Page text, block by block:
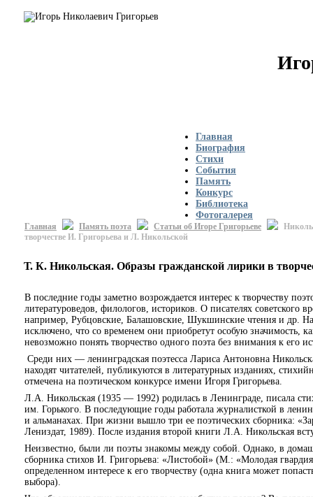
Главная
Биография
Стихи
События
Память
Конкурс
Библиотека
Фотогалерея
Главная Память поэта Статьи об Игоре Григорьеве
творчестве И. Григорьева и Л. Никольской
Т. К. Никольская. Образы гражданской лирики в
В последние годы заметно возрождается интерес к творчеству
литературоведов, филологов, историков. О писателях
например, Рубцовские, Балашовские, Шукшинские чтения и др.
исключено, что со временем они приобретут особую значимость,
невозможно понять творчество одного поэта без внимания к его
Среди них — ленинградская поэтесса Лариса Антоновна
находят читателей, публикуются в литературных изданиях,
отмечена на поэтическом конкурсе имени Игоря Григорьева.
Л.А. Никольская (1935 — 1992) родилась в Ленинграде, писала
им. Горького. В последующие годы работала журналисткой в
и альманахах. При жизни вышло три ее поэтических сборника:
Лениздат, 1989). После издания второй книги Л.А. Никольская
Неизвестно, были ли поэты знакомы между собой. Однако, в
сборника стихов И. Григорьева: «Листобой» (М.: «Молодая
определенном интересе к его творчеству (одна книга может
выбора).